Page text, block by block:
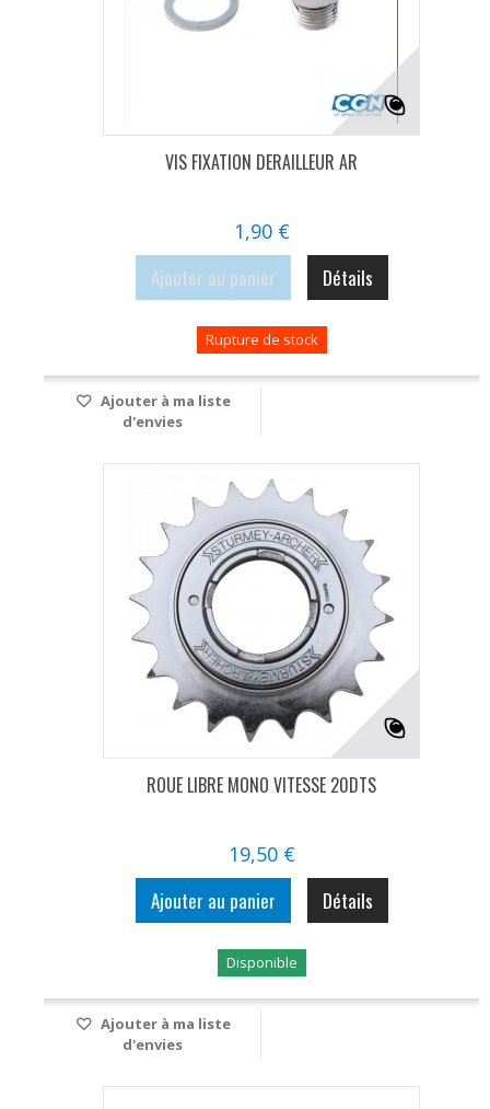
VIS FIXATION DERAILLEUR AR
1,90 €
Ajouter au panier Détails
Rupture de stock
Ajouter à ma liste
d'envies
ROUE LIBRE MONO VITESSE 20DTS
19,50 €
Ajouter au panier Détails
Disponible
Ajouter à ma liste
d'envies